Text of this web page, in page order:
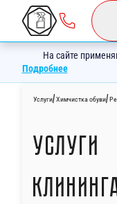
На сайте
Подробнее
Услуги/Химчистка обуви/
Услуги